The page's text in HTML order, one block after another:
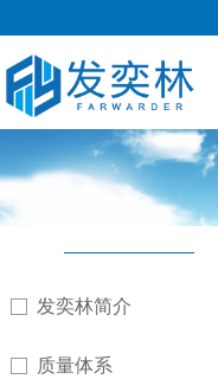
发奕林简介
质量体系